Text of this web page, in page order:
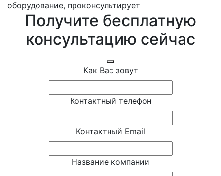
оборудование, проконсультирует
Получите бесплатную
консультацию сейчас
Как Вас зовут
Контактный телефон
Контактный Email
Название компании